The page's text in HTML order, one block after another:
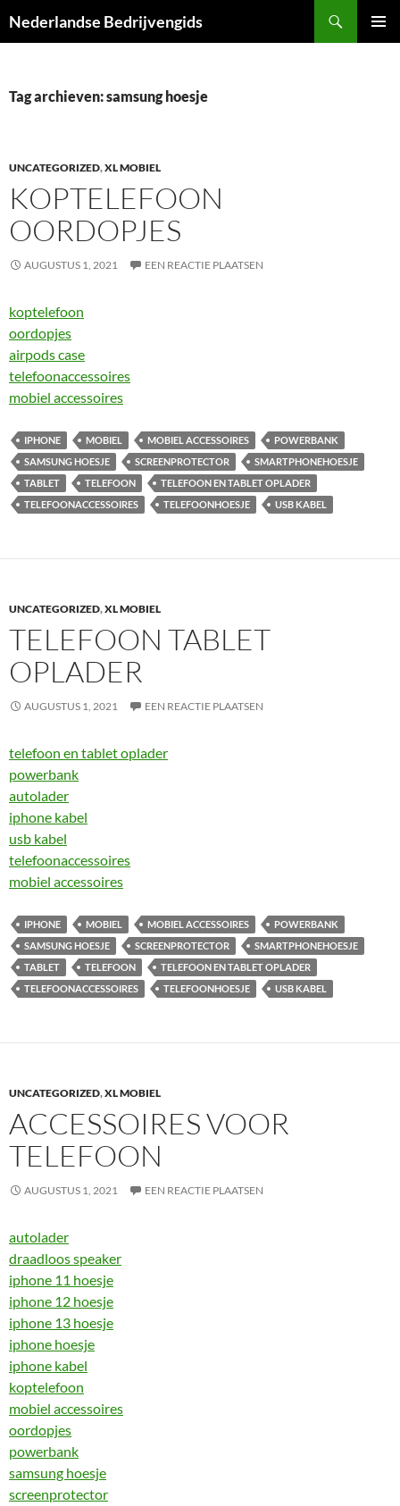
naar
Nederlandse Bedrijvengids
Tag archieven: samsung hoesje
UNCATEGORIZED,XL MOBIEL
KOPTELEFOON
OORDOPJES
AUGUSTUS 1, 2021 EEN REACTIE PLAATSEN
koptelefoon
oordopjes
airpods case
telefoonaccessoires
mobiel accessoires
IPHONE MOBIEL MOBIEL ACCESSOIRES
POWERBANK
SAMSUNG HOESJE
SCREENPROTECTOR
SMARTPHONEHOESJE
TABLET
TELEFOON
TELEFOON EN TABLET OPLADER
TELEFOONACCESSOIRES
TELEFOONHOESJE USB KABEL
UNCATEGORIZED,XL MOBIEL
TELEFOON TABLET
OPLADER
AUGUSTUS 1, 2021 EEN REACTIE PLAATSEN
telefoon en tablet oplader
powerbank
autolader
iphone kabel
usb kabel
telefoonaccessoires
mobiel accessoires
IPHONE MOBIEL MOBIEL ACCESSOIRES
POWERBANK
SAMSUNG HOESJE
SCREENPROTECTOR
SMARTPHONEHOESJE
TABLET
TELEFOON
TELEFOON EN TABLET OPLADER
TELEFOONACCESSOIRES
TELEFOONHOESJE USB KABEL
UNCATEGORIZED,XL MOBIEL
ACCESSOIRES VOOR
TELEFOON
AUGUSTUS 1, 2021 EEN REACTIE PLAATSEN
autolader
draadloos speaker
iphone 11 hoesje
iphone 12 hoesje
iphone 13 hoesje
iphone hoesje
iphone kabel
koptelefoon
mobiel accessoires
oordopjes
powerbank
samsung hoesje
screenprotector